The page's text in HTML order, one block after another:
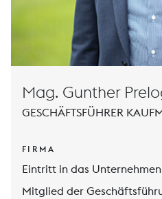
Mag. Gunther
GESCHÄFTSFÜHRER
FIRMA
Eintritt in das
Mitglied der